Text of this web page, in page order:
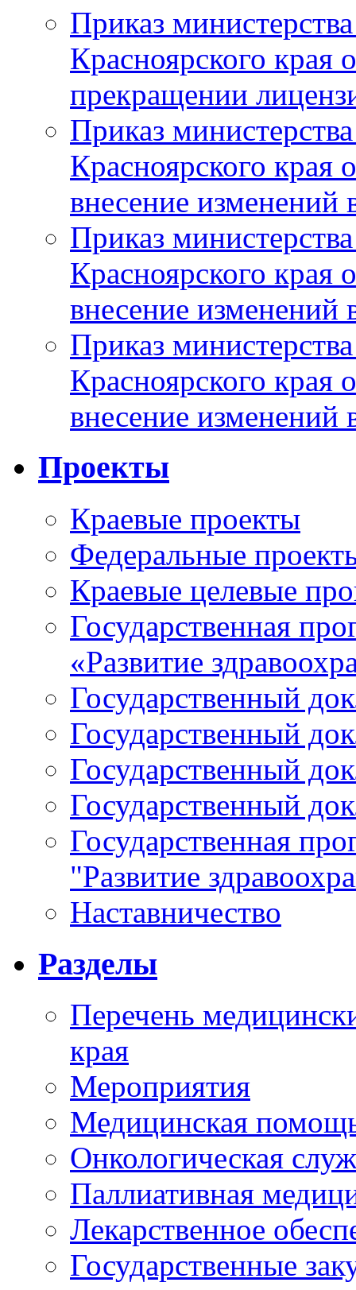
Приказ
Красноярского
прекращении
Приказ
Красноярского
внесение изменений
Приказ
Красноярского
внесение изменений
Приказ
Красноярского
внесение изменений
Проекты
Краевые проекты
Федеральные
Краевые целевые
Государственная
«Развитие
Государственный
Государственный
Государственный
Государственный
Государственная
"Развитие
Наставничество
Разделы
Перечень
края
Мероприятия
Медицинская
Онкологическая
Паллиативная
Лекарственное
Государственные